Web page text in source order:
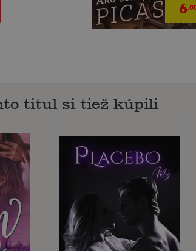
6
titul si tiež kúpili